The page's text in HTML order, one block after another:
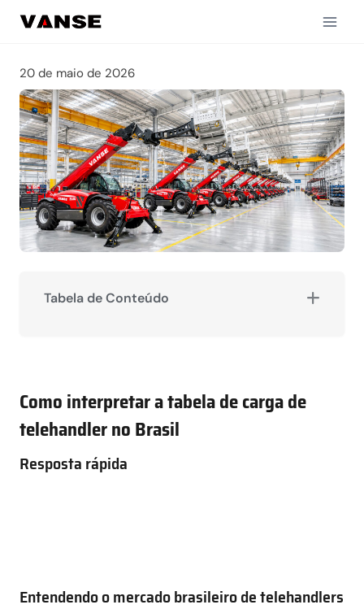
para
Conteúdo
20 de maio de 2026
Tabela de Conteúdo
Como interpretar a tabela de carga de
telehandler no Brasil
Resposta rápida
Entendendo o mercado brasileiro de telehandlers